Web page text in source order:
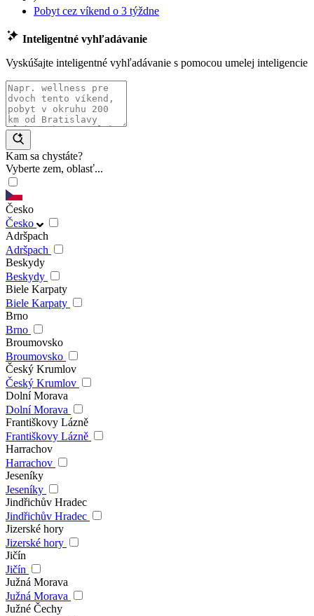
Pobyt cez víkend o 3 týždne
Inteligentné vyhľadávanie
Vyskúšajte inteligentné vyhľadávanie s pomocou umelej inteligencie
Kam sa chystáte?
Vyberte zem, oblasť...
Česko
Česko
Adršpach
Adršpach
Beskydy
Beskydy
Biele Karpaty
Biele Karpaty
Brno
Brno
Broumovsko
Broumovsko
Český Krumlov
Český Krumlov
Dolní Morava
Dolní Morava
Františkovy Lázně
Františkovy Lázně
Harrachov
Harrachov
Jeseníky
Jeseníky
Jindřichův Hradec
Jindřichův Hradec
Jizerské hory
Jizerské hory
Jičín
Jičín
Južná Morava
Južná Morava
Južné Čechy